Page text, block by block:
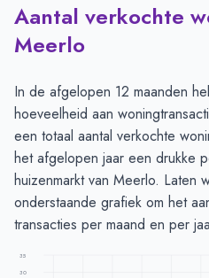
Aantal verkochte
Meerlo
In de afgelopen 12 maanden
hoeveelheid aan
een totaal aantal verkochte
het afgelopen jaar een drukke
huizenmarkt van Meerlo. Laten
onderstaande grafiek om het
transacties per maand en per
35
30